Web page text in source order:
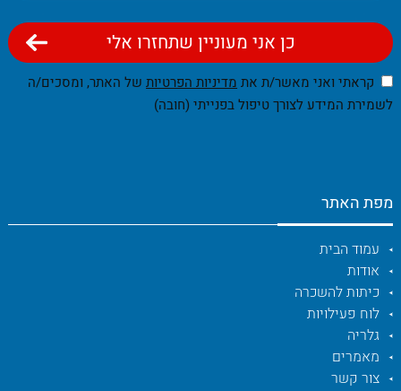
קראתי ואני מאשר/ת את מדיניות הפרטיותשל האתר, ומסכים/ה
לשמירת המידע לצורך טיפול בפנייתי (חובה)
מפת האתר
עמוד הבית
אודות
כיתות להשכרה
לוח פעילויות
גלריה
מאמרים
צור קשר